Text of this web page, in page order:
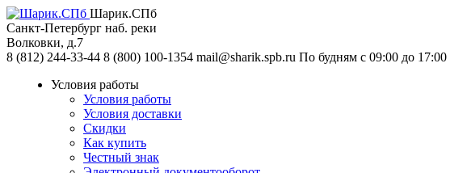
Шарик.СПб
Санкт-Петербург наб. реки
Волковки, д.7
8 (812) 244-33-44 8 (800) 100-1354 mail@sharik.spb.ru По будням с 09:00 до 17:00
Условия работы
Условия работы
Условия доставки
Скидки
Как купить
Честный знак